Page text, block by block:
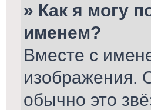
» Как я могу
именем?
Вместе с
изображения.
обычно это